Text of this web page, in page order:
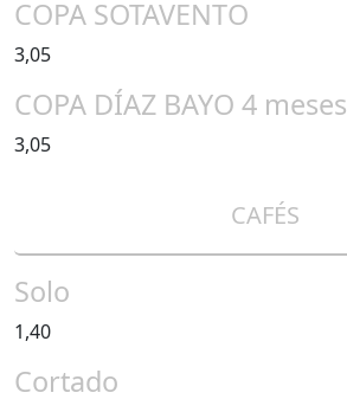
COPA SOTAVENTO
3,05
COPA DÍAZ BAYO 4 meses
3,05
CAFÉS
Solo
1,40
Cortado